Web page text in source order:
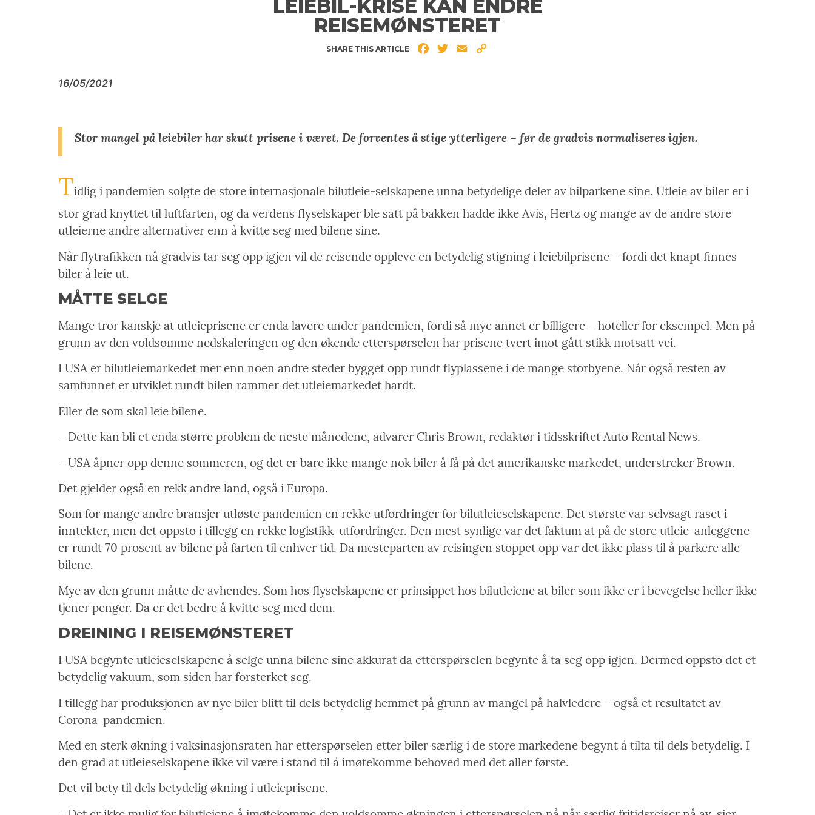
LEIEBIL-KRISE KAN ENDRE
REISEMØNSTERET
SHARE THIS ARTICLE FacebookTwitterEmail
16/05/2021
Stor mangel på leiebiler har skutt prisene i været. De forventes å stige ytterligere – før de gradvis normaliseres igjen.
Tidlig i pandemien solgte de store internasjonale bilutleie-selskapene unna betydelige deler av bilparkene sine. Utleie av biler er i
stor grad knyttet til luftfarten, og da verdens flyselskaper ble satt på bakken hadde ikke Avis, Hertz og mange av de andre store
utleierne andre alternativer enn å kvitte seg med bilene sine.
Når flytrafikken nå gradvis tar seg opp igjen vil de reisende oppleve en betydelig stigning i leiebilprisene – fordi det knapt finnes
biler å leie ut.
MÅTTE SELGE
Mange tror kanskje at utleieprisene er enda lavere under pandemien, fordi så mye annet er billigere – hoteller for eksempel. Men på
grunn av den voldsomme nedskaleringen og den økende etterspørselen har prisene tvert imot gått stikk motsatt vei.
I USA er bilutleiemarkedet mer enn noen andre steder bygget opp rundt flyplassene i de mange storbyene. Når også resten av
samfunnet er utviklet rundt bilen rammer det utleiemarkedet hardt.
Eller de som skal leie bilene.
– Dette kan bli et enda større problem de neste månedene, advarer Chris Brown, redaktør i tidsskriftet Auto Rental News.
– USA åpner opp denne sommeren, og det er bare ikke mange nok biler å få på det amerikanske markedet, understreker Brown.
Det gjelder også en rekk andre land, også i Europa.
Som for mange andre bransjer utløste pandemien en rekke utfordringer for bilutleieselskapene. Det største var selvsagt raset i
inntekter, men det oppsto i tillegg en rekke logistikk-utfordringer. Den mest synlige var det faktum at på de store utleie-anleggene
er rundt 70 prosent av bilene på farten til enhver tid. Da mesteparten av reisingen stoppet opp var det ikke plass til å parkere alle
bilene.
Mye av den grunn måtte de avhendes. Som hos flyselskapene er prinsippet hos bilutleiene at biler som ikke er i bevegelse heller ikke
tjener penger. Da er det bedre å kvitte seg med dem.
DREINING I REISEMØNSTERET
I USA begynte utleieselskapene å selge unna bilene sine akkurat da etterspørselen begynte å ta seg opp igjen. Dermed oppsto det et
betydelig vakuum, som siden har forsterket seg.
I tillegg har produksjonen av nye biler blitt til dels betydelig hemmet på grunn av mangel på halvledere – også et resultatet av
Corona-pandemien.
Med en sterk økning i vaksinasjonsraten har etterspørselen etter biler særlig i de store markedene begynt å tilta til dels betydelig. I
den grad at utleieselskapene ikke vil være i stand til å imøtekomme behoved med det aller første.
Det vil bety til dels betydelig økning i utleieprisene.